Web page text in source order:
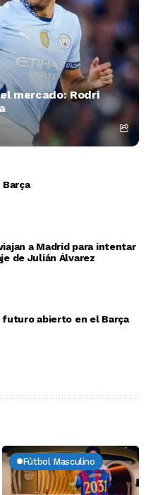
mercado: Rodri
a Madrid para intentar
de Julián Álvarez
abierto en el Barça
Fútbol Masculino